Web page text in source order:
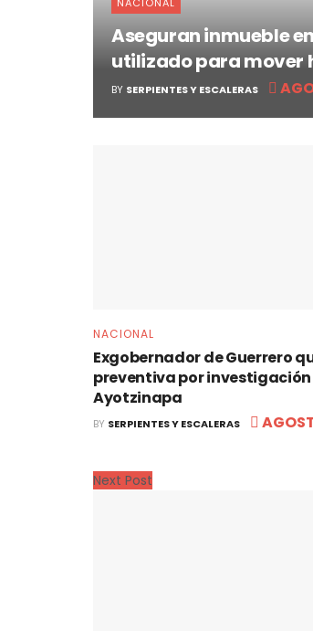
Aseguran inmueble
utilizado para mover
BY SERPIENTES Y ESCALERAS
NACIONAL
Exgobernador de Guerrero
preventiva por investigación
Ayotzinapa
BY SERPIENTES Y ESCALERAS
Next Post